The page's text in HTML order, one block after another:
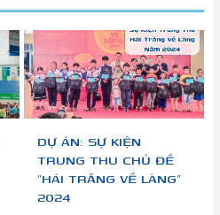
DỰ ÁN: SỰ KIỆN
TRUNG THU CHỦ ĐỀ
“HÁI TRĂNG VỀ LÀNG”
2024